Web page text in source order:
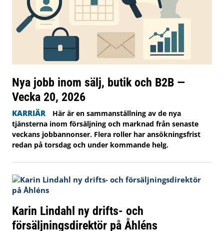
Nya jobb inom sälj, butik och B2B —
Vecka 20, 2026
KARRIÄR
Här är en sammanställning av de nya
tjänsterna inom försäljning och marknad från senaste
veckans jobbannonser. Flera roller har ansökningsfrist
redan på torsdag och under kommande helg.
Karin Lindahl ny drifts- och
försäljningsdirektör på Åhléns